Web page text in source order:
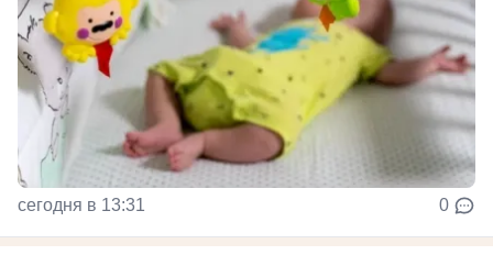
сегодня в 13:31 0